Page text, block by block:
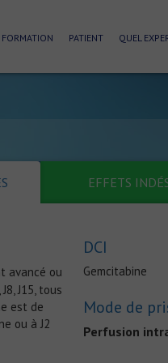
FORMATION PATIENT QUEL
EFFETS
avancé ou
J15, tous
est de
ou à J2
DCI
Gemcitabine
Mode de
Perfusion